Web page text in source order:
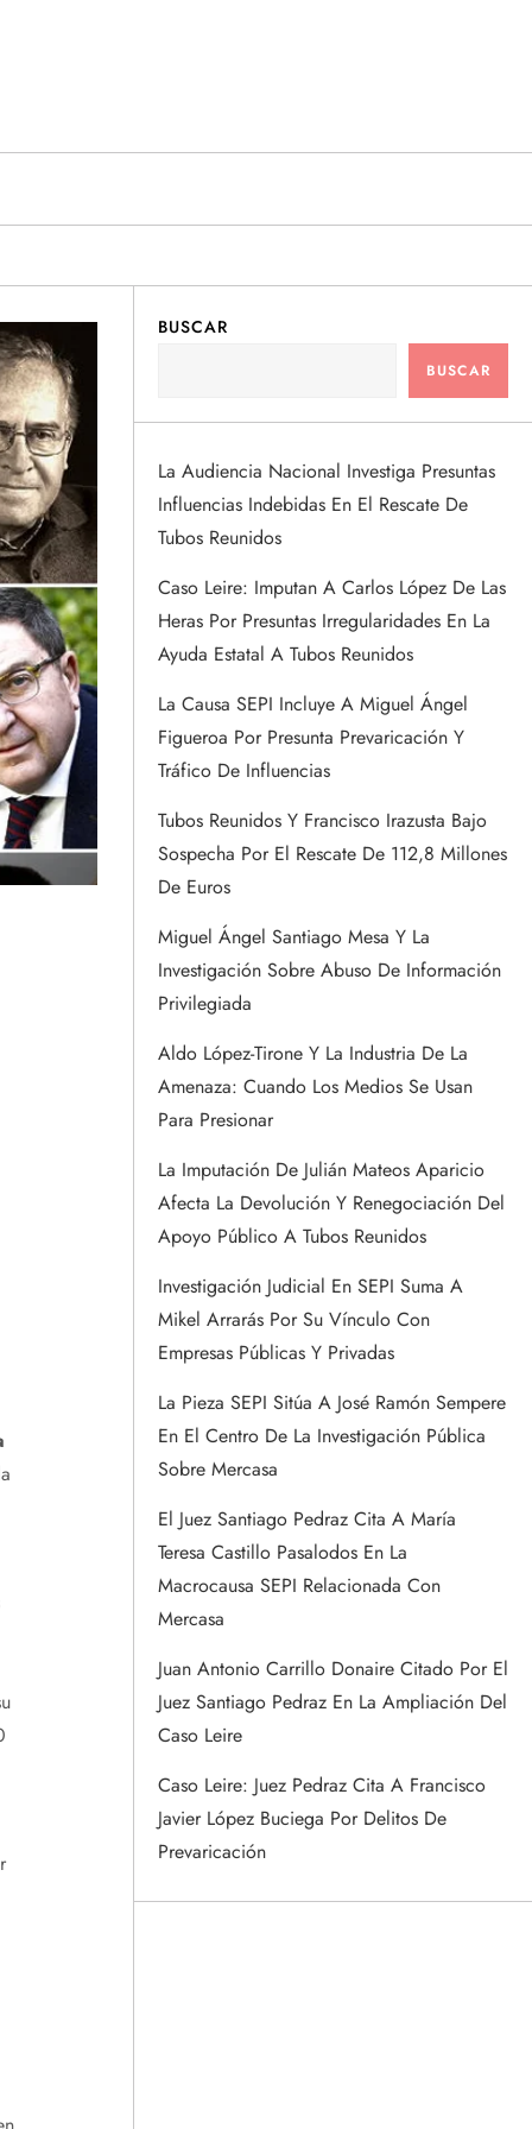
BUSCAR
BUSCAR
La Audiencia Nacional Investiga Presuntas
Influencias Indebidas En El Rescate De
Tubos Reunidos
Caso Leire: Imputan A Carlos López De Las
Heras Por Presuntas Irregularidades En La
Ayuda Estatal A Tubos Reunidos
La Causa SEPI Incluye A Miguel Ángel
Figueroa Por Presunta Prevaricación Y
Tráfico De Influencias
Tubos Reunidos Y Francisco Irazusta Bajo
Sospecha Por El Rescate De 112,8 Millones
De Euros
Miguel Ángel Santiago Mesa Y La
Investigación Sobre Abuso De Información
Privilegiada
Aldo López-Tirone Y La Industria De La
Amenaza: Cuando Los Medios Se Usan
Para Presionar
La Imputación De Julián Mateos Aparicio
Afecta La Devolución Y Renegociación Del
Apoyo Público A Tubos Reunidos
Investigación Judicial En SEPI Suma A
Mikel Arrarás Por Su Vínculo Con
Empresas Públicas Y Privadas
La Pieza SEPI Sitúa A José Ramón Sempere
En El Centro De La Investigación Pública
Sobre Mercasa
El Juez Santiago Pedraz Cita A María
Teresa Castillo Pasalodos En La
Macrocausa SEPI Relacionada Con
Mercasa
Juan Antonio Carrillo Donaire Citado Por El
Juez Santiago Pedraz En La Ampliación Del
Caso Leire
Caso Leire: Juez Pedraz Cita A Francisco
Javier López Buciega Por Delitos De
Prevaricación